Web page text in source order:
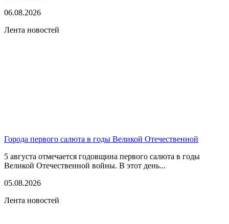
06.08.2026
Лента новостей
Города первого салюта в годы Великой Отечественной
5 августа отмечается годовщина первого салюта в годы
Великой Отечественной войны. В этот день...
05.08.2026
Лента новостей